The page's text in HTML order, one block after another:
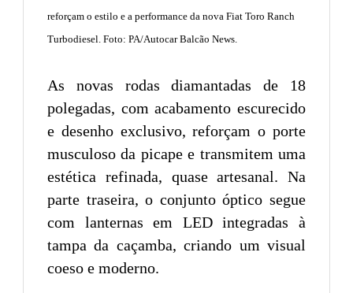
reforçam o estilo e a performance da nova Fiat Toro Ranch
Turbodiesel. Foto: PA/Autocar Balcão News.
As novas rodas diamantadas de 18
polegadas, com acabamento escurecido
e desenho exclusivo, reforçam o porte
musculoso da picape e transmitem uma
estética refinada, quase artesanal. Na
parte traseira, o conjunto óptico segue
com lanternas em LED integradas à
tampa da caçamba, criando um visual
coeso e moderno.